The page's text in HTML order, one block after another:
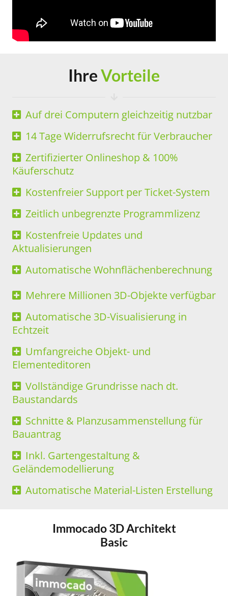
IhreVorteile
Auf drei Computern gleichzeitig nutzbar
14 Tage Widerrufsrecht für Verbraucher
Zertifizierter Onlineshop & 100%
Käuferschutz
Kostenfreier Support per Ticket-System
Zeitlich unbegrenzte Programmlizenz
Kostenfreie Updates und
Aktualisierungen
Automatische Wohnflächenberechnung
Mehrere Millionen 3D-Objekte verfügbar
Automatische 3D-Visualisierung in
Echtzeit
Umfangreiche Objekt- und
Elementeditoren
Vollständige Grundrisse nach dt.
Baustandards
Schnitte & Planzusammenstellung für
Bauantrag
Inkl. Gartengestaltung &
Geländemodellierung
Automatische Material-Listen Erstellung
Immocado 3D Architekt
Basic